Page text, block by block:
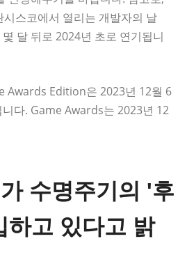
스코에서 열리는 개발자의 날
달 뒤로 2024년 초로 연기됩니
Awards Edition은 2023년 12월 6
다. Game Awards는 2023년 12
수명주기의 '후
하고 있다고 밝